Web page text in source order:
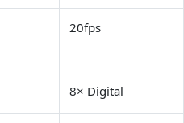
20fps
8× Digital